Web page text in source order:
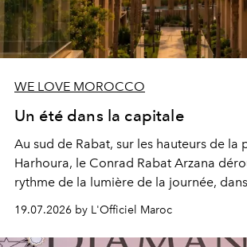
WE LOVE MOROCCO
Un été dans la capitale
Au sud de Rabat, sur les hauteurs de la
Harhoura, le Conrad Rabat Arzana
rythme de la lumière de la journée,
programmation pensée comme une
rendez-vous avec l’océan.
19.07.2026 by L'Officiel Maroc